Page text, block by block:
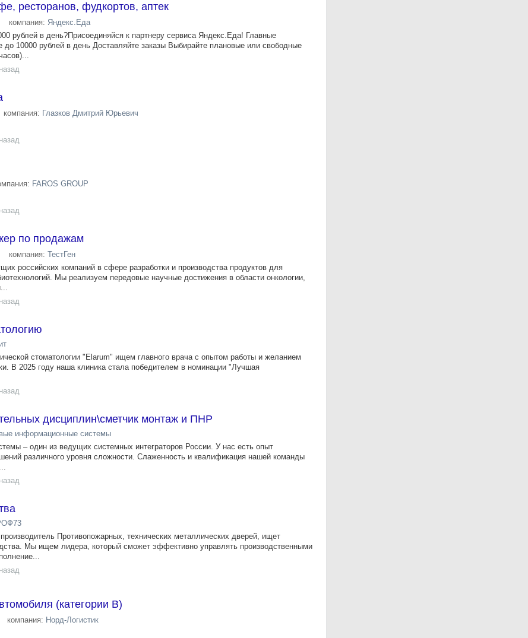
ресторанов, фудкортов, аптек
компания: Яндекс.Еда
рублей в день?Присоединяйся к партнеру сервиса Яндекс.Еда! Главные
до 10000 рублей в день Доставляйте заказы Выбирайте плановые или свободные
компания: Глазков Дмитрий Юрьевич
FAROS GROUP
по продажам
компания: ТестГен
российских компаний в сфере разработки и производства продуктов для
Мы реализуем передовые научные достижения в области онкологии,
стоматологии "Elarum" ищем главного врача с опытом работы и желанием
В 2025 году наша клиника стала победителем в номинации "Лучшая
дисциплин\сметчик монтаж и ПНР
информационные системы
– один из ведущих системных интеграторов России. У нас есть опыт
различного уровня сложности. Слаженность и квалификация нашей команды
Противопожарных, технических металлических дверей, ищет
Мы ищем лидера, который сможет эффективно управлять производственными
(категории В)
компания: Норд-Логистик